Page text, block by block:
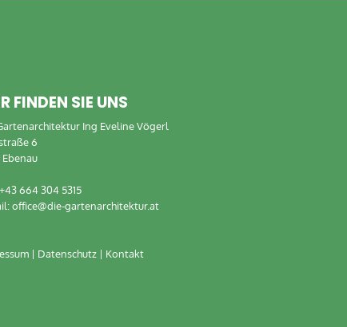
FINDEN SIE UNS
Ing Eveline Vögerl
6
Ebenau
+43 664 304 5315
office@die-gartenarchitektur.at
| Datenschutz| Kontakt